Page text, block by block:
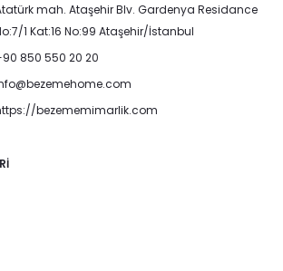
mah. Ataşehir Blv. Gardenya Residance
1 Kat:16 No:99 Ataşehir/İstanbul
850 550 20 20
bezememimarlik.com